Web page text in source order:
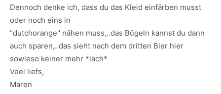
Dennoch denke ich, dass du das Kleid einfärben musst
oder noch eins in
"dutchorange" nähen muss,..das Bügeln kannst du dann
auch sparen,..das sieht nach dem dritten Bier hier
sowieso keiner mehr *lach*
Veel liefs,
Maren